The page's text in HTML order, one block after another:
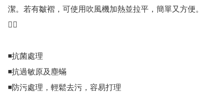
潔。若有皺褶，可使用吹風機加熱並拉平，簡單又方便。
👍🏻
◾抗菌處理
◾抗過敏原及塵蟎
◾防污處理，輕鬆去污，容易打理